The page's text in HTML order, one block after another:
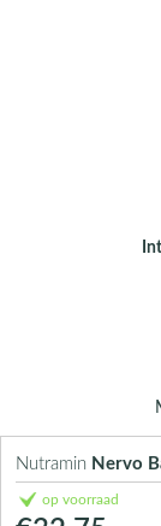
Nutramin Nervo
op voorraad